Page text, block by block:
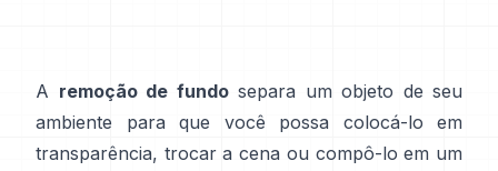
A remoção de fundosepara um objeto de seu
ambiente para que você possa colocá-lo em
transparência, trocar a cena ou compô-lo em um